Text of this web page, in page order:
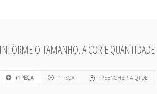
INFORME O TAMANHO, A COR E QUANTIDADE
+1 PEÇA -1 PEÇA PREENCHER A QTDE